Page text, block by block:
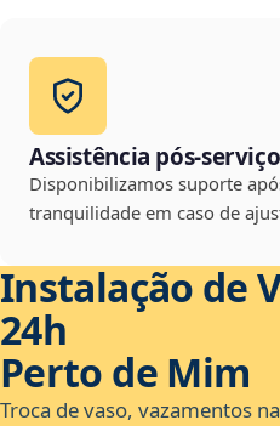
Assistência pós-serviço
Disponibilizamos suporte
tranquilidade em caso de
Instalação de
24h
Perto de Mim
Troca de vaso, vazamentos